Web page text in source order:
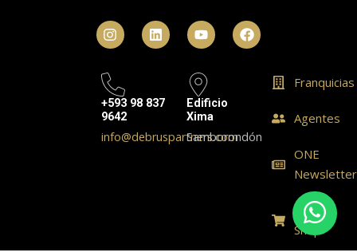
+593 98 837
9642
info@debruspartners.com
Edificio
Xima
Samborondón
Franquicias
Agentes
ONE
Newsletter
ONE
Shop